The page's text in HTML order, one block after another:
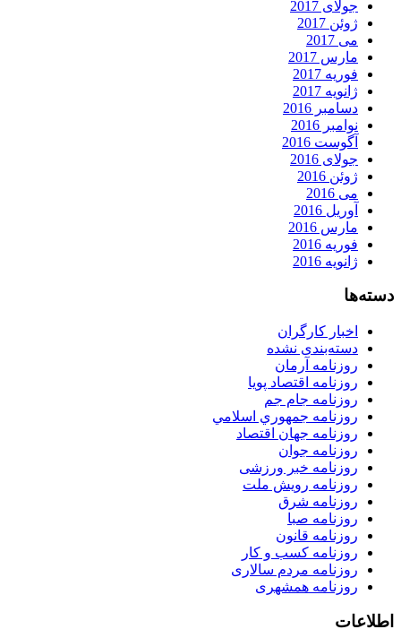
جولای 2017
ژوئن 2017
می 2017
مارس 2017
فوریه 2017
ژانویه 2017
دسامبر 2016
نوامبر 2016
آگوست 2016
جولای 2016
ژوئن 2016
می 2016
آوریل 2016
مارس 2016
فوریه 2016
ژانویه 2016
دسته‌ها
اخبار کارگران
دسته‌بندی نشده
روزنامه آرمان
روزنامه اقتصاد پویا
روزنامه جام جم
روزنامه جمهوري اسلامي
روزنامه جهان اقتصاد
روزنامه جوان
روزنامه خبر ورزشى
روزنامه رویش ملت
روزنامه شرق
روزنامه صبا
روزنامه قانون
روزنامه كسب و كار
روزنامه مردم سالاری
روزنامه همشهری
اطلاعات